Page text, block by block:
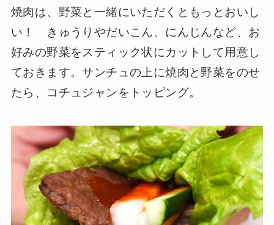
焼肉は、野菜と一緒にいただくともっとおいし
い！ きゅうりやだいこん、にんじんなど、お
好みの野菜をスティック状にカットして用意し
ておきます。サンチュの上に焼肉と野菜をのせ
たら、コチュジャンをトッピング。